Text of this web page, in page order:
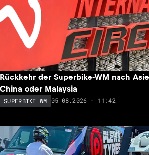
Rückkehr der Superbike-WM nach
China oder Malaysia
SUPERBIKE WM 05.08.2026 - 11:42